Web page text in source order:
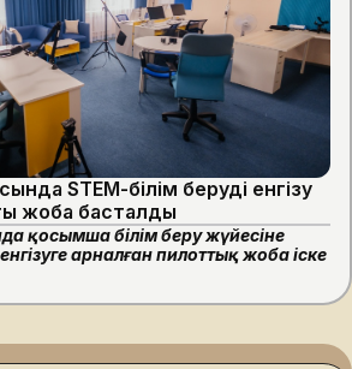
STEM-білім беруді енгізу
жоба басталды
қосымша білім беру жүйесіне
арналған пилоттық жоба іске